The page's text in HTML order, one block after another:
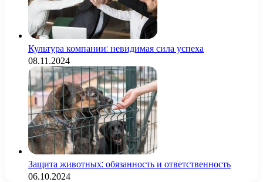
Культура компании: невидимая сила успеха
08.11.2024
Защита животных: обязанность и ответственность
06.10.2024